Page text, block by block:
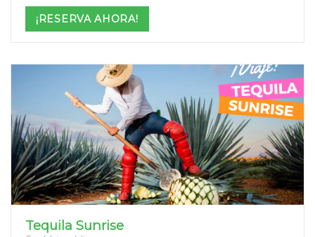
$15,599
through
$22,599
¡RESERVA AHORA!
Tequila Sunrise